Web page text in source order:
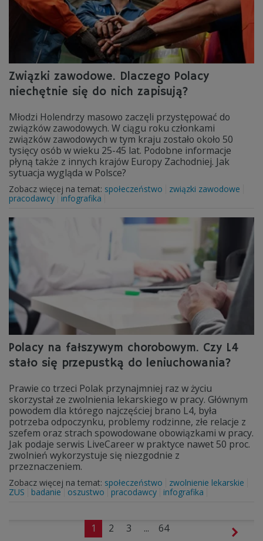
Związki zawodowe. Dlaczego Polacy
niechętnie się do nich zapisują?
Młodzi Holendrzy masowo zaczęli przystępować do
związków zawodowych. W ciągu roku członkami
związków zawodowych w tym kraju zostało około 50
tysięcy osób w wieku 25-45 lat. Podobne informacje
płyną także z innych krajów Europy Zachodniej. Jak
sytuacja wygląda w Polsce?
Zobacz więcej na temat: społeczeństwo
związki zawodowe
pracodawcy infografika
Polacy na fałszywym chorobowym. Czy L4
stało się przepustką do leniuchowania?
Prawie co trzeci Polak przynajmniej raz w życiu
skorzystał ze zwolnienia lekarskiego w pracy. Głównym
powodem dla którego najczęściej brano L4, była
potrzeba odpoczynku, problemy rodzinne, złe relacje z
szefem oraz strach spowodowane obowiązkami w pracy.
Jak podaje serwis LiveCareer w praktyce nawet 50 proc.
zwolnień wykorzystuje się niezgodnie z
przeznaczeniem.
Zobacz więcej na temat: społeczeństwo
zwolnienie lekarskie
ZUS
badanie oszustwo pracodawcy infografika
1 2 3 ... 64